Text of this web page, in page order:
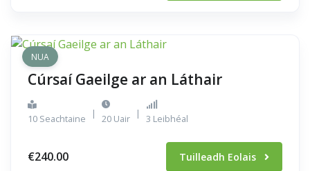
NUA
Cúrsaí Gaeilge ar an Láthair
10 Seachtaine | 20 Uair | 3 Leibhéal
€240.00 Tuilleadh Eolais